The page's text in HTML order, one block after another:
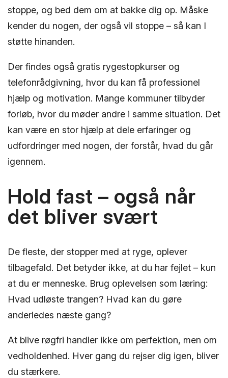
stoppe, og bed dem om at bakke dig op. Måske
kender du nogen, der også vil stoppe – så kan I
støtte hinanden.
Der findes også gratis rygestopkurser og
telefonrådgivning, hvor du kan få professionel
hjælp og motivation. Mange kommuner tilbyder
forløb, hvor du møder andre i samme situation. Det
kan være en stor hjælp at dele erfaringer og
udfordringer med nogen, der forstår, hvad du går
igennem.
Hold fast – også når
det bliver svært
De fleste, der stopper med at ryge, oplever
tilbagefald. Det betyder ikke, at du har fejlet – kun
at du er menneske. Brug oplevelsen som læring:
Hvad udløste trangen? Hvad kan du gøre
anderledes næste gang?
At blive røgfri handler ikke om perfektion, men om
vedholdenhed. Hver gang du rejser dig igen, bliver
du stærkere.